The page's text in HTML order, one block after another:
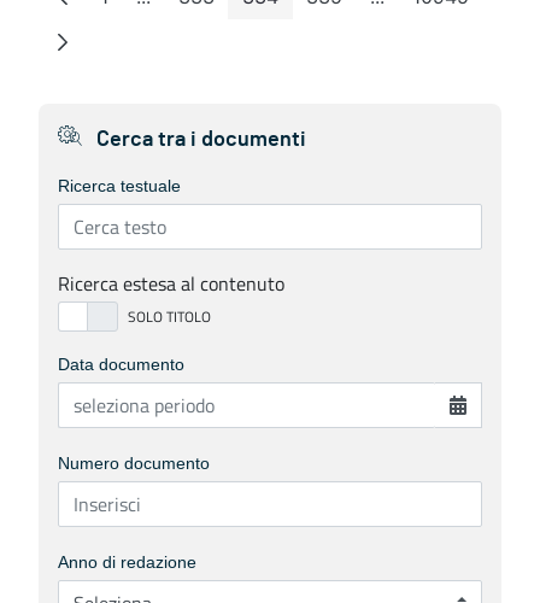
PageIntermediate Pages
Page Page PageIntermediate
Page
Cerca tra i documenti
Ricerca testuale
Ricerca estesa al contenuto
Data documento
Numero documento
Anno di redazione